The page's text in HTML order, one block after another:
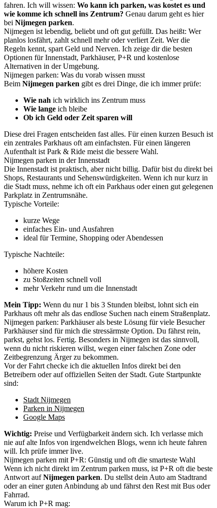
fahren. Ich will wissen: Wo kann ich parken, was kostet es und
wie komme ich schnell ins Zentrum? Genau darum geht es hier
bei Nijmegen parken.
Nijmegen ist lebendig, beliebt und oft gut gefüllt. Das heißt: Wer
planlos losfährt, zahlt schnell mehr oder verliert Zeit. Wer die
Regeln kennt, spart Geld und Nerven. Ich zeige dir die besten
Optionen für Innenstadt, Parkhäuser, P+R und kostenlose
Alternativen in der Umgebung.
Nijmegen parken: Was du vorab wissen musst
Beim Nijmegen parken gibt es drei Dinge, die ich immer prüfe:
Wie nah ich wirklich ins Zentrum muss
Wie lange ich bleibe
Ob ich Geld oder Zeit sparen will
Diese drei Fragen entscheiden fast alles. Für einen kurzen Besuch ist
ein zentrales Parkhaus oft am einfachsten. Für einen längeren
Aufenthalt ist Park & Ride meist die bessere Wahl.
Nijmegen parken in der Innenstadt
Die Innenstadt ist praktisch, aber nicht billig. Dafür bist du direkt bei
Shops, Restaurants und Sehenswürdigkeiten. Wenn ich nur kurz in
die Stadt muss, nehme ich oft ein Parkhaus oder einen gut gelegenen
Parkplatz in Zentrumsnähe.
Typische Vorteile:
kurze Wege
einfaches Ein- und Ausfahren
ideal für Termine, Shopping oder Abendessen
Typische Nachteile:
höhere Kosten
zu Stoßzeiten schnell voll
mehr Verkehr rund um die Innenstadt
Mein Tipp: Wenn du nur 1 bis 3 Stunden bleibst, lohnt sich ein
Parkhaus oft mehr als das endlose Suchen nach einem Straßenplatz.
Nijmegen parken: Parkhäuser als beste Lösung für viele Besucher
Parkhäuser sind für mich die stressärmste Option. Du fährst rein,
parkst, gehst los. Fertig. Besonders in Nijmegen ist das sinnvoll,
wenn du nicht riskieren willst, wegen einer falschen Zone oder
Zeitbegrenzung Ärger zu bekommen.
Vor der Fahrt checke ich die aktuellen Infos direkt bei den
Betreibern oder auf offiziellen Seiten der Stadt. Gute Startpunkte
sind:
Stadt Nijmegen
Parken in Nijmegen
Google Maps
Wichtig: Preise und Verfügbarkeit ändern sich. Ich verlasse mich
nie auf alte Infos von irgendwelchen Blogs, wenn ich heute fahren
will. Ich prüfe immer live.
Nijmegen parken mit P+R: Günstig und oft die smarteste Wahl
Wenn ich nicht direkt im Zentrum parken muss, ist P+R oft die beste
Antwort aufNijmegen parken. Du stellst dein Auto am Stadtrand
oder an einer guten Anbindung ab und fährst den Rest mit Bus oder
Fahrrad.
Warum ich P+R mag: